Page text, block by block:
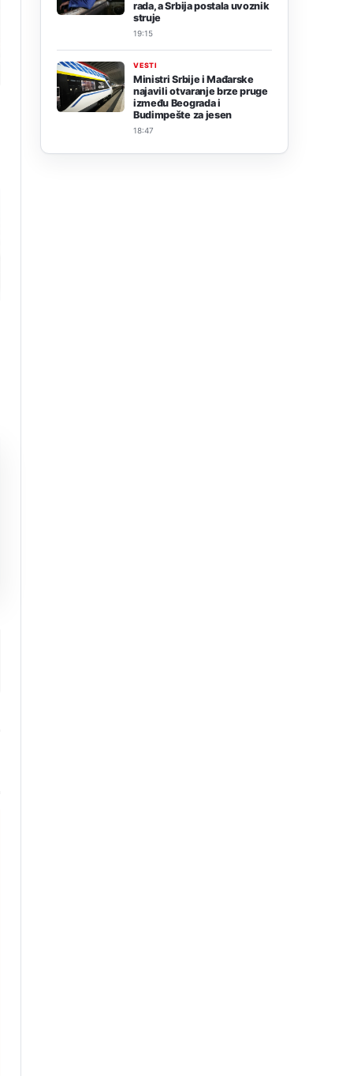
rada, a Srbija postala uvoznik
struje
19:15
VESTI
Ministri Srbije i Mađarske
najavili otvaranje brze pruge
između Beograda i
Budimpešte za jesen
18:47